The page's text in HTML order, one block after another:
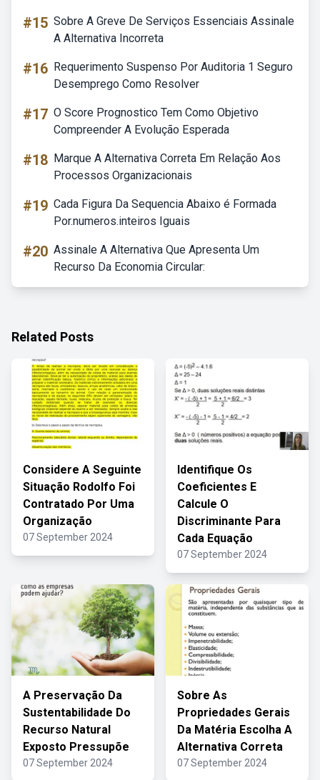
#15 Sobre A Greve De Serviços Essenciais Assinale
A Alternativa Incorreta
#16 Requerimento Suspenso Por Auditoria 1 Seguro
Desemprego Como Resolver
#17 O Score Prognostico Tem Como Objetivo
Compreender A Evolução Esperada
#18 Marque A Alternativa Correta Em Relação Aos
Processos Organizacionais
#19 Cada Figura Da Sequencia Abaixo é Formada
Por.numeros.inteiros Iguais
#20 Assinale A Alternativa Que Apresenta Um
Recurso Da Economia Circular:
Related Posts
Considere A Seguinte
Situação Rodolfo Foi
Contratado Por Uma
Organização
07 September 2024
Identifique Os
Coeficientes E
Calcule O
Discriminante Para
Cada Equação
07 September 2024
A Preservação Da
Sustentabilidade Do
Recurso Natural
Exposto Pressupõe
07 September 2024
Sobre As
Propriedades Gerais
Da Matéria Escolha A
Alternativa Correta
07 September 2024